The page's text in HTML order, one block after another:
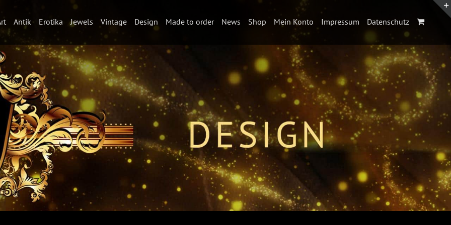
Antik Erotika Jewels Vintage Design Made to order News Shop Mein Konto Impressum Datenschutz